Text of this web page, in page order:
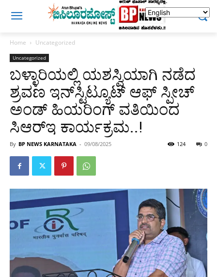
Home Uncategorized
Uncategorized
ಬಳ್ಳಾರಿಯಲ್ಲಿ ಯಶಸ್ವಿಯಾಗಿ ನಡೆದ
ಶ್ರವಣ ಇನ್‌ಸ್ಟಿಟ್ಯೂಟ್ ಆಫ್ ಸ್ಪೀಚ್
ಅಂಡ್ ಹಿಯರಿಂಗ್ ವತಿಯಿಂದ
ಸಿಆರ್‌ಇ ಕಾರ್ಯಕ್ರಮ..!
By BP NEWS KARNATAKA - 09/08/2025 0
124